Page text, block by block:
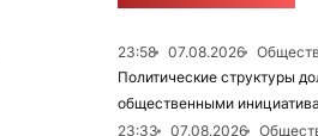
23:58 07.08.2026
Политические структуры
общественными
23:33
07.08.2026